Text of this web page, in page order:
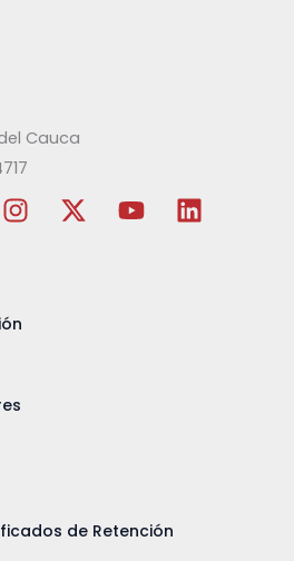
Cauca
I
n
g
m
X
-
Y
o
L
i
de Retención